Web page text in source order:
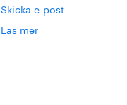
Skicka e-post
Läs mer